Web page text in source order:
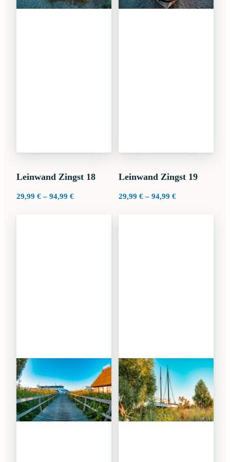
Leinwand Zingst 18
29,99 € – 94,99 €Preisspanne:
Leinwand Zingst 19
29,99 € – 94,99 €Preisspanne: